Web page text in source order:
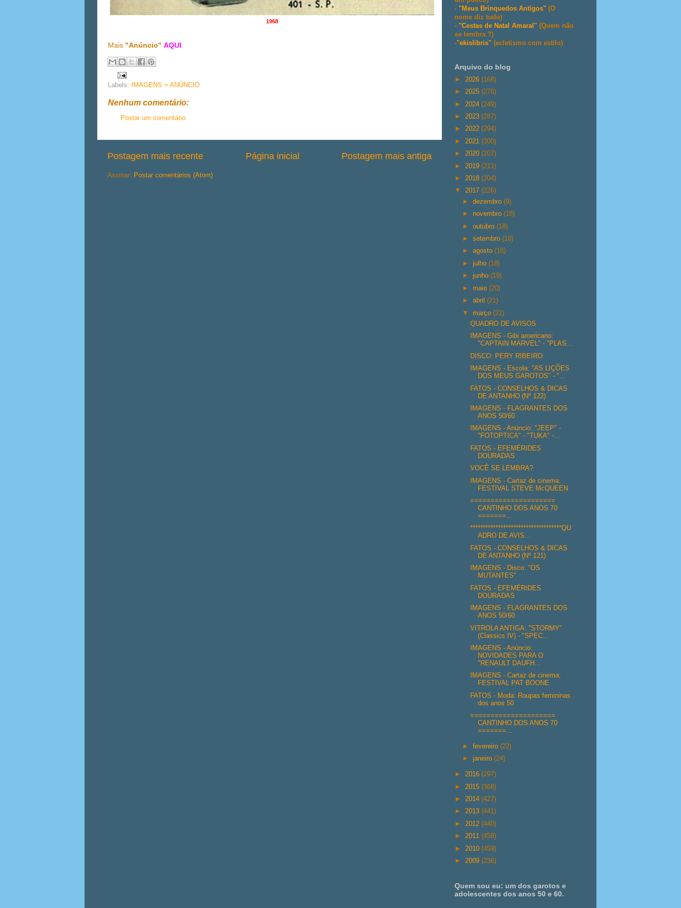
1968
Mais "Anúncio" AQUI.
Labels: IMAGENS = ANÚNCIO
Nenhum comentário:
Postar um comentário
Postagem mais recente Postagem mais antiga
Página inicial
Assinar: Postar comentários (Atom)
- "Meus Brinquedos Antigos" (O
nome diz tudo)
- "Cestas de Natal Amaral" (Quem não
se lembra ?)
-"ekislibris" (ecletismo com estilo)
Arquivo do blog
► 2026 (168)
► 2025 (276)
► 2024 (249)
► 2023 (287)
► 2022 (294)
► 2021 (300)
► 2020 (207)
► 2019 (211)
► 2018 (204)
▼ 2017 (226)
►dezembro(9)
► novembro(18)
►outubro(18)
►setembro(18)
►agosto(18)
►julho(18)
►junho(19)
► maio(20)
►abril(21)
▼ março(21)
QUADRO DE AVISOS
IMAGENS - Gibi americano:
"CAPTAIN MARVEL" - "PLAS...
DISCO: PERY RIBEIRO
IMAGENS - Escola: "AS LIÇÕES
DOS MEUS GAROTOS" - "...
FATOS - CONSELHOS & DICAS
DE ANTANHO (Nº 122)
IMAGENS - FLAGRANTES DOS
ANOS 50/60
IMAGENS - Anúncio: "JEEP" -
"FOTOPTICA" - "TUKA" -...
FATOS - EFEMÉRIDES
DOURADAS
VOCÊ SE LEMBRA?
IMAGENS - Cartaz de cinema:
FESTIVAL STEVE McQUEEN
=====================
CANTINHO DOS ANOS 70
=======...
************************************QU
ADRO DE AVIS...
FATOS - CONSELHOS & DICAS
DE ANTANHO (Nº 121)
IMAGENS - Disco: "OS
MUTANTES"
FATOS - EFEMÉRIDES
DOURADAS
IMAGENS - FLAGRANTES DOS
ANOS 50/60
VITROLA ANTIGA: "STORMY"
(Classics IV) - "SPEC...
IMAGENS - Anúncio:
NOVIDADES PARA O
"RENAULT DAUFH...
IMAGENS - Cartaz de cinema:
FESTIVAL PAT BOONE
FATOS - Moda: Roupas femininas
dos anos 50
=====================
CANTINHO DOS ANOS 70
=======...
►fevereiro(22)
►janeiro(24)
► 2016 (297)
► 2015 (368)
► 2014 (427)
► 2013 (441)
► 2012 (440)
► 2011 (459)
► 2010 (459)
► 2009 (236)
Quem sou eu: um dos garotos e
adolescentes dos anos 50 e 60.